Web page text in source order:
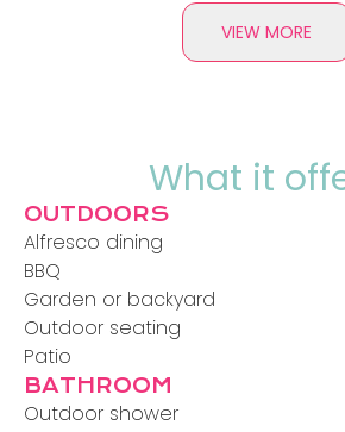
VIEW MORE
What it
OUTDOORS
Alfresco dining
BBQ
Garden or backyard
Outdoor seating
Patio
BATHROOM
Outdoor shower